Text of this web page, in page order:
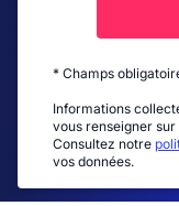
* Champs
Informations
vous renseigner
Consultez notre
vos données.